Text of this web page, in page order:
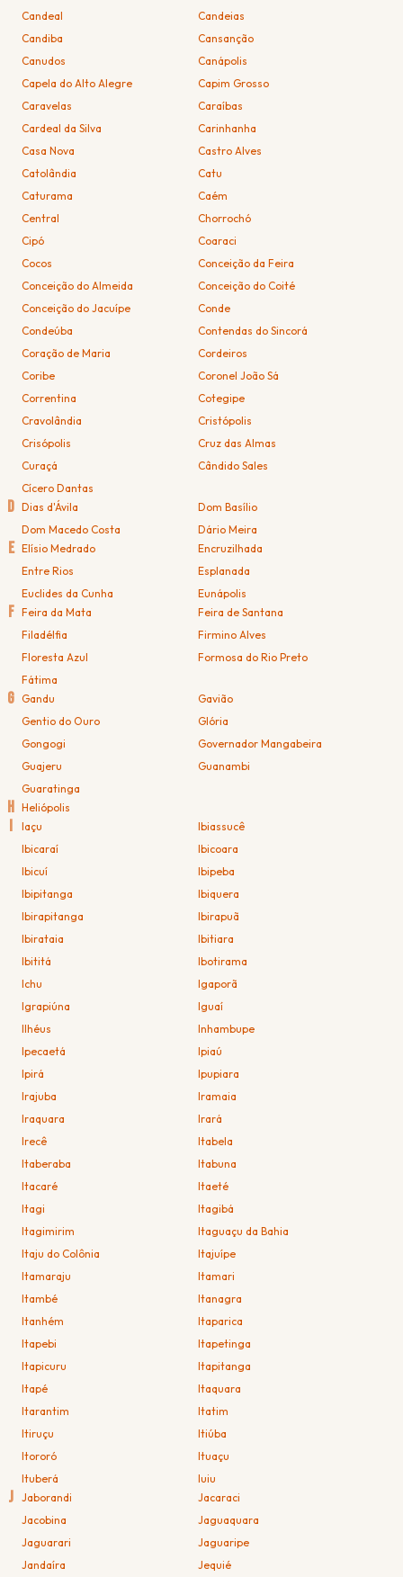
Candeal
Candeias
Candiba
Cansanção
Canudos
Canápolis
Capela do Alto Alegre
Capim Grosso
Caravelas
Caraíbas
Cardeal da Silva
Carinhanha
Casa Nova
Castro Alves
Catolândia
Catu
Caturama
Caém
Central
Chorrochó
Cipó
Coaraci
Cocos
Conceição da Feira
Conceição do Almeida
Conceição do Coité
Conceição do Jacuípe
Conde
Condeúba
Contendas do Sincorá
Coração de Maria
Cordeiros
Coribe
Coronel João Sá
Correntina
Cotegipe
Cravolândia
Cristópolis
Crisópolis
Cruz das Almas
Curaçá
Cândido Sales
Cícero Dantas
D Dias d'Ávila
Dom Basílio
Dom Macedo Costa
Dário Meira
E Elísio Medrado
Encruzilhada
Entre Rios
Esplanada
Euclides da Cunha
Eunápolis
F Feira da Mata
Feira de Santana
Filadélfia
Firmino Alves
Floresta Azul
Formosa do Rio Preto
Fátima
G Gandu
Gavião
Gentio do Ouro
Glória
Gongogi
Governador Mangabeira
Guajeru
Guanambi
Guaratinga
H Heliópolis
Iaçu
Ibiassucê
Ibicaraí
Ibicoara
Ibicuí
Ibipeba
Ibipitanga
Ibiquera
Ibirapitanga
Ibirapuã
Ibirataia
Ibitiara
Ibititá
Ibotirama
Ichu
Igaporã
Igrapiúna
Iguaí
Ilhéus
Inhambupe
Ipecaetá
Ipiaú
Ipirá
Ipupiara
Irajuba
Iramaia
Iraquara
Irará
Irecê
Itabela
Itaberaba
Itabuna
Itacaré
Itaeté
Itagi
Itagibá
Itagimirim
Itaguaçu da Bahia
Itaju do Colônia
Itajuípe
Itamaraju
Itamari
Itambé
Itanagra
Itanhém
Itaparica
Itapebi
Itapetinga
Itapicuru
Itapitanga
Itapé
Itaquara
Itarantim
Itatim
Itiruçu
Itiúba
Itororó
Ituaçu
Ituberá
Iuiu
J Jaborandi
Jacaraci
Jacobina
Jaguaquara
Jaguarari
Jaguaripe
Jandaíra
Jequié